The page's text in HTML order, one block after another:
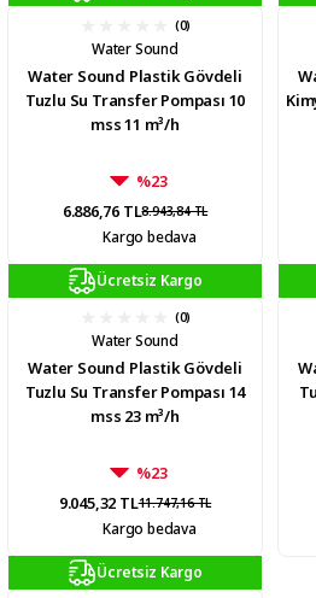
(0)
Water Sound
Water Sound Plastik Gövdeli
Tuzlu Su Transfer Pompası 10
mss 11 m³/h
%23
6.886,76 TL8.943,84 TL
Kargo bedava
Ücretsiz Kargo
(0)
Water Sound
Water Sound Plastik Gövdeli
Tuzlu Su Transfer Pompası 14
mss 23 m³/h
%23
9.045,32 TL11.747,16 TL
Kargo bedava
Ücretsiz Kargo